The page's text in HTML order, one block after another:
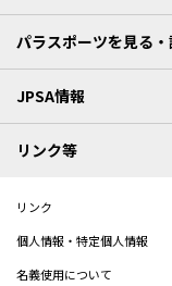
パラスポーツを見る
JPSA情報
リンク等
リンク
個人情報・特定個人情報
名義使用について